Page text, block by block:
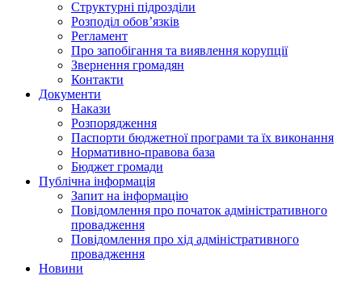
Структурні підрозділи
Розподіл обов’язків
Регламент
Про запобігання та виявлення корупції
Звернення громадян
Контакти
Документи
Накази
Розпорядження
Паспорти бюджетної програми та їх виконання
Нормативно-правова база
Бюджет громади
Публічна інформація
Запит на інформацію
Повідомлення про початок адміністративного
провадження
Повідомлення про хід адміністративного
провадження
Новини